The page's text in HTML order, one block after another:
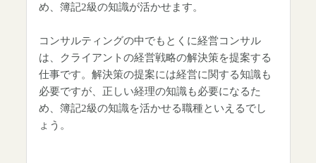
め、簿記2級の知識が活かせます。
コンサルティングの中でもとくに経営コンサル
は、クライアントの経営戦略の解決策を提案する
仕事です。解決策の提案には経営に関する知識も
必要ですが、正しい経理の知識も必要になるた
め、簿記2級の知識を活かせる職種といえるでし
ょう。